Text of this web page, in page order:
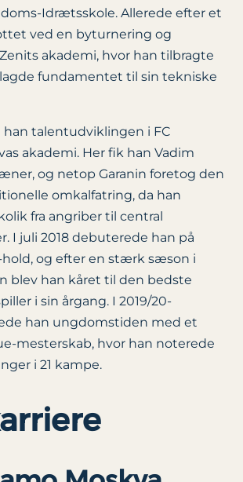
Idrætsskole. Allerede efter et
ved en byturnering og
akademi, hvor han tilbragte
fundamentet til sin tekniske
han talentudviklingen i FC
akademi. Her fik han Vadim
og netop Garanin foretog den
omkalfatring, da han
fra angriber til central
I juli 2018 debuterede han på
hold, og efter en stærk sæson i
blev han kåret til den bedste
i sin årgang. I 2019/20-
han ungdomstiden med et
mesterskab, hvor han noterede
i 21 kampe.